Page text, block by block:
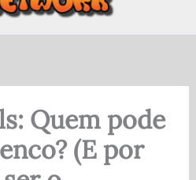
Quem pode
(E por